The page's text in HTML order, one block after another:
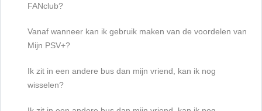
FANclub?
Vanaf wanneer kan ik gebruik maken van de voordelen van
Mijn PSV+?
Ik zit in een andere bus dan mijn vriend, kan ik nog
wisselen?